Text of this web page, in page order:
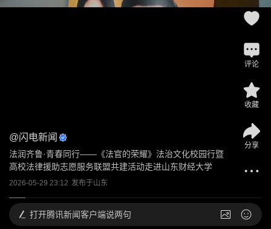
@闪电新闻
法润齐鲁·青春同行——《法官的荣耀》法治文化校园行暨
高校法律援助志愿服务联盟共建活动走进山东财经大学
2026-05-29 23:12 发布于山东
评论
收藏
分享
打开腾讯新闻客户端说两句